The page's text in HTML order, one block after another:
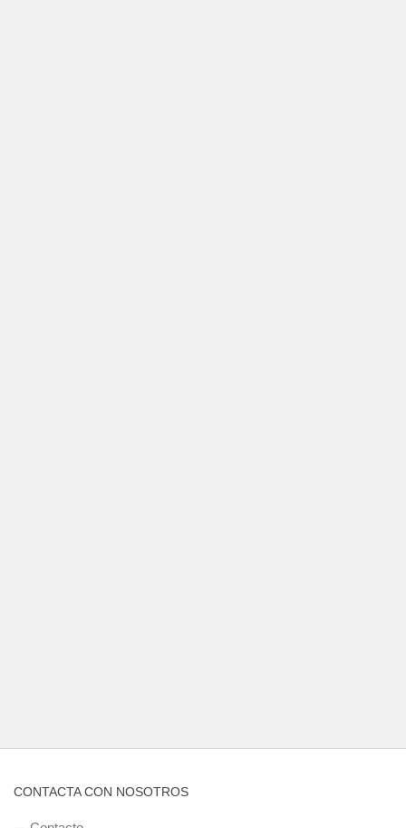
QUIENES SOMOS
Quienes somos